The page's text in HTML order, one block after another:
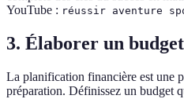
YouTube : réussir aventure
3. Élaborer un
La planification financière est une
préparation. Définissez un budget